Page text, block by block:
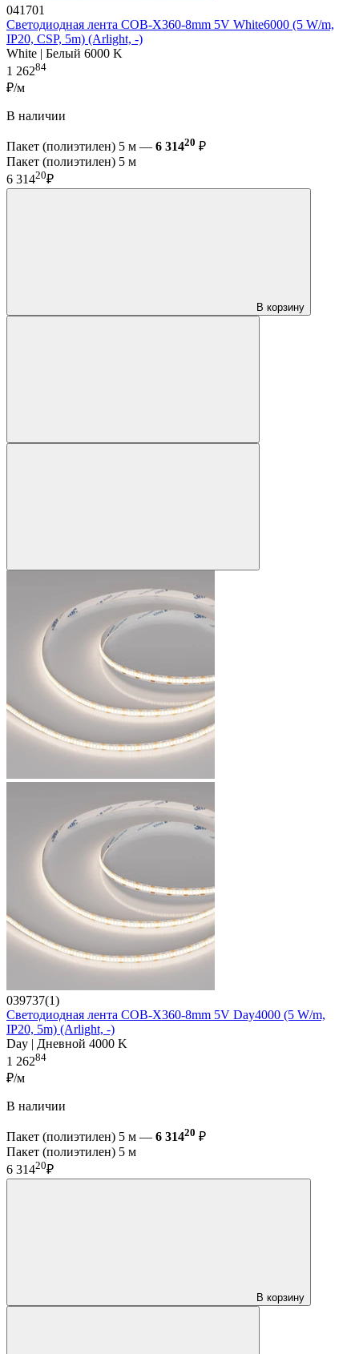
041701
Светодиодная лента COB-X360-8mm 5V White6000 (5 W/m,
IP20, CSP, 5m) (Arlight, -)
White | Белый 6000 K
1 26284
₽/м
В наличии
Пакет (полиэтилен) 5 м — 6 31420 ₽
Пакет (полиэтилен) 5 м
6 31420₽
В корзину
039737(1)
Светодиодная лента COB-X360-8mm 5V Day4000 (5 W/m,
IP20, 5m) (Arlight, -)
Day | Дневной 4000 K
1 26284
₽/м
В наличии
Пакет (полиэтилен) 5 м — 6 31420 ₽
Пакет (полиэтилен) 5 м
6 31420₽
В корзину